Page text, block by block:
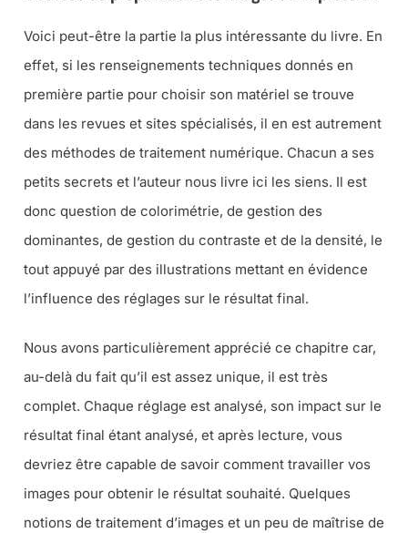
Voici peut-être la partie la plus intéressante du livre. En
effet, si les renseignements techniques donnés en
première partie pour choisir son matériel se trouve
dans les revues et sites spécialisés, il en est autrement
des méthodes de traitement numérique. Chacun a ses
petits secrets et l’auteur nous livre ici les siens. Il est
donc question de colorimétrie, de gestion des
dominantes, de gestion du contraste et de la densité, le
tout appuyé par des illustrations mettant en évidence
l’influence des réglages sur le résultat final.
Nous avons particulièrement apprécié ce chapitre car,
au-delà du fait qu’il est assez unique, il est très
complet. Chaque réglage est analysé, son impact sur le
résultat final étant analysé, et après lecture, vous
devriez être capable de savoir comment travailler vos
images pour obtenir le résultat souhaité. Quelques
notions de traitement d’images et un peu de maîtrise de